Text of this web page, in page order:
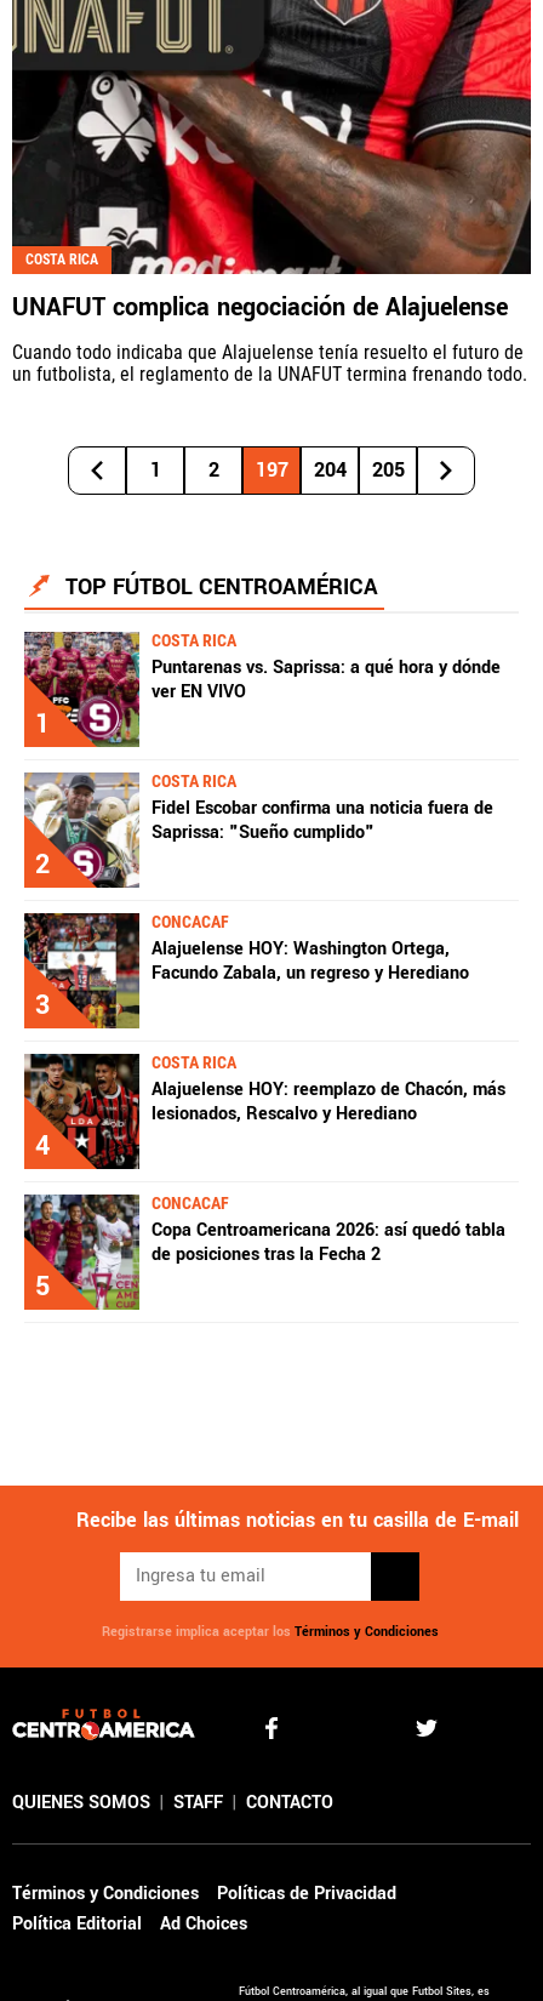
COSTA RICA
UNAFUT complica negociación de Alajuelense
Cuando todo indicaba que Alajuelense tenía resuelto el futuro de
un futbolista, el reglamento de la UNAFUT termina frenando todo.
1 2 197 204 205
TOP FÚTBOL CENTROAMÉRICA
1
COSTA RICA
Puntarenas vs. Saprissa: a qué hora y dónde
ver EN VIVO
2
COSTA RICA
Fidel Escobar confirma una noticia fuera de
Saprissa: "Sueño cumplido"
3
CONCACAF
Alajuelense HOY: Washington Ortega,
Facundo Zabala, un regreso y Herediano
4
COSTA RICA
Alajuelense HOY: reemplazo de Chacón, más
lesionados, Rescalvo y Herediano
5
CONCACAF
Copa Centroamericana 2026: así quedó tabla
de posiciones tras la Fecha 2
Recibe las últimas noticias en tu casilla de E-mail
Registrarse implica aceptar los Términos y Condiciones
QUIENES SOMOS | STAFF | CONTACTO
Términos y Condiciones
Políticas de Privacidad
Política Editorial
Ad Choices
Fútbol Centroamérica, al igual que Futbol Sites, es